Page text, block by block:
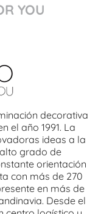
YOU
decorativa
el año 1991. La
ideas a la
grado de
orientación
con más de 270
en más de
Desde el